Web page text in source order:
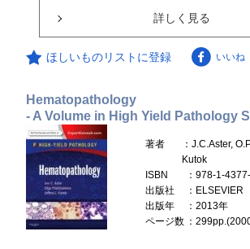
詳しく見る
ほしいものリストに登録 いいね
Hematopathology
- A Volume in High Yield Pathology
著者
：J.C.Aster,
Kutok
ISBN
：978-1-
出版社
：ELSEVIER
出版年
：2013年
ページ数 ：